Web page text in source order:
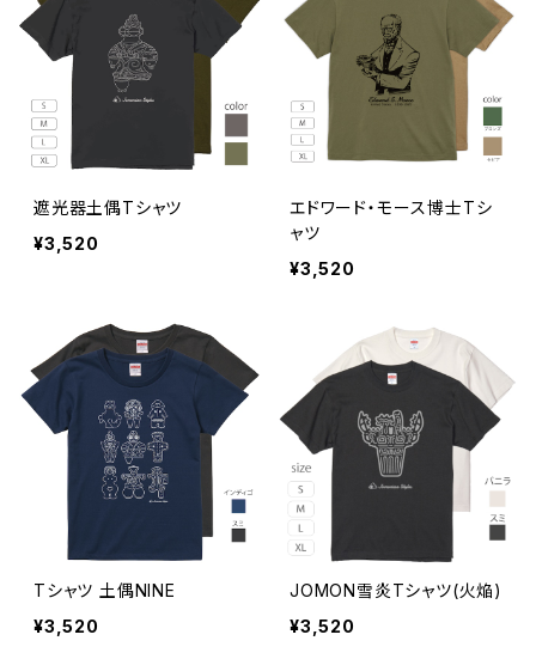
遮光器土偶Tシャツ
¥3,520
エドワード・モース博士Tシ
ャツ
¥3,520
Tシャツ 土偶NINE
¥3,520
JOMON雪炎Tシャツ(火焔)
¥3,520